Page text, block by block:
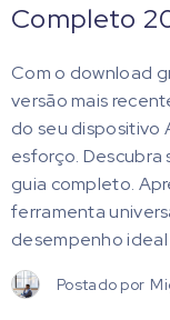
Completo
Com o download
versão mais
do seu dispositivo
esforço. Descubra
guia completo.
ferramenta
desempenho
Postado por